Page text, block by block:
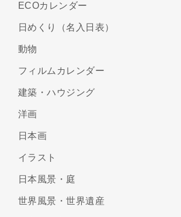
ECOカレンダー
日めくり（名入日表）
動物
フィルムカレンダー
建築・ハウジング
洋画
日本画
イラスト
日本風景・庭
世界風景・世界遺産